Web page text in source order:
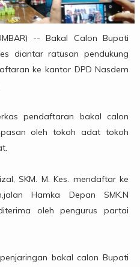
-- Bakal Calon Bupati
diantar ratusan pendukung
ke kantor DPD Nasdem
pendaftaran bakal calon
oleh tokoh adat tokoh
SKM. M. Kes. mendaftar ke
Hamka Depan SMK.N
oleh pengurus partai
bakal calon Bupati